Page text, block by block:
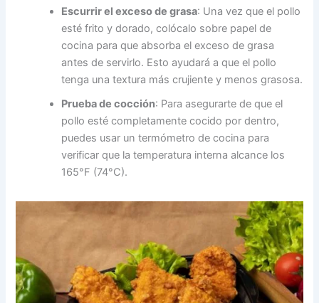
Escurrir el exceso de grasa: Una vez que el pollo
esté frito y dorado, colócalo sobre papel de
cocina para que absorba el exceso de grasa
antes de servirlo. Esto ayudará a que el pollo
tenga una textura más crujiente y menos grasosa.
Prueba de cocción: Para asegurarte de que el
pollo esté completamente cocido por dentro,
puedes usar un termómetro de cocina para
verificar que la temperatura interna alcance los
165°F (74°C).